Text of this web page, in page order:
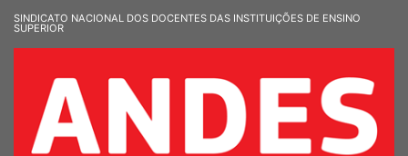
SINDICATO NACIONAL DOS DOCENTES DAS INSTITUIÇÕES DE ENSINO
SUPERIOR